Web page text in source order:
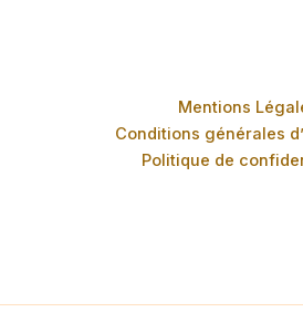
Mentions
Conditions générales
Politique de